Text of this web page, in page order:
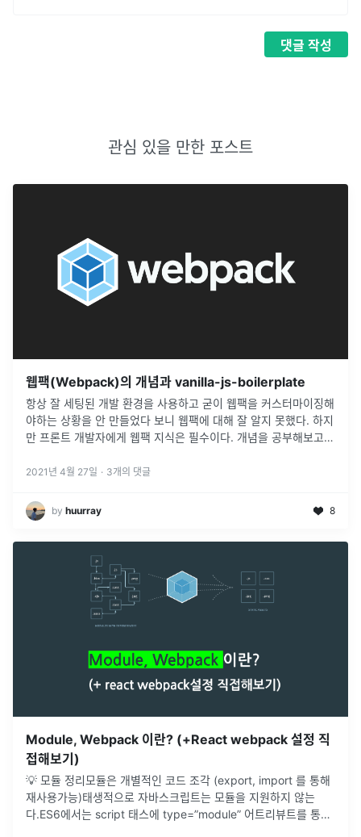
댓글 작성
관심 있을 만한 포스트
웹팩(Webpack)의 개념과 vanilla-js-boilerplate
항상 잘 세팅된 개발 환경을 사용하고 굳이 웹팩을 커스터마이징해
야하는 상황을 안 만들었다 보니 웹팩에 대해 잘 알지 못했다. 하지
만 프론트 개발자에게 웹팩 지식은 필수이다. 개념을 공부해보고
2021년 4월 27일 · 3개의 댓글
by huurray 8
Module, Webpack 이란? (+React webpack 설정 직
접해보기)
💡 모듈 정리모듈은 개별적인 코드 조각 (export, import 를 통해
재사용가능)태생적으로 자바스크립트는 모듈을 지원하지 않는
다.ES6에서는 script 태스에 type=”module” 어트리뷰트를 통해